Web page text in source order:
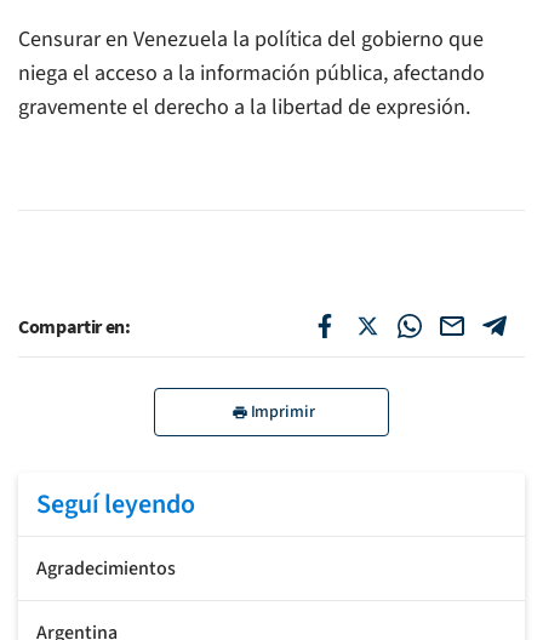
Censurar en Venezuela la política del gobierno que
niega el acceso a la información pública, afectando
gravemente el derecho a la libertad de expresión.
Compartir en:
Imprimir
Seguí leyendo
Agradecimientos
Argentina